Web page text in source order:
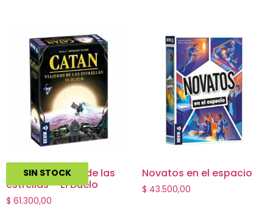
SIN STOCK
Catan: Viajeros de las
estrellas – El Duelo
$ 61.300,00
Novatos en el espacio
$ 43.500,00